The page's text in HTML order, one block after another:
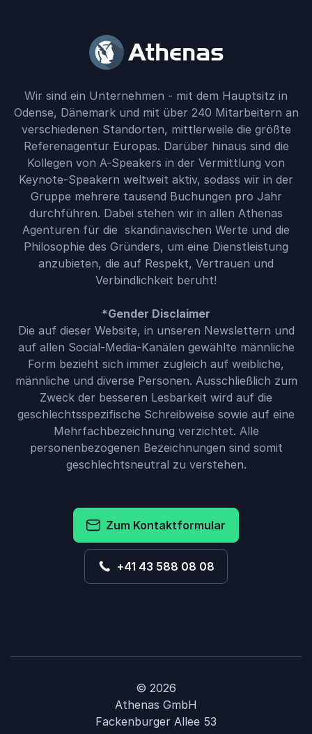
Wir sind ein Unternehmen - mit dem Hauptsitz in
Odense, Dänemark und mit über 240 Mitarbeitern an
verschiedenen Standorten, mittlerweile die größte
Referenagentur Europas. Darüber hinaus sind die
Kollegen von A-Speakers in der Vermittlung von
Keynote-Speakern weltweit aktiv, sodass wir in der
Gruppe mehrere tausend Buchungen pro Jahr
durchführen. Dabei stehen wir in allen Athenas
Agenturen für die skandinavischen Werte und die
Philosophie des Gründers, um eine Dienstleistung
anzubieten, die auf Respekt, Vertrauen und
Verbindlichkeit beruht!
*Gender Disclaimer
Die auf dieser Website, in unseren Newslettern und
auf allen Social-Media-Kanälen gewählte männliche
Form bezieht sich immer zugleich auf weibliche,
männliche und diverse Personen. Ausschließlich zum
Zweck der besseren Lesbarkeit wird auf die
geschlechtsspezifische Schreibweise sowie auf eine
Mehrfachbezeichnung verzichtet. Alle
personenbezogenen Bezeichnungen sind somit
geschlechtsneutral zu verstehen.
Zum Kontaktformular
+41 43 588 08 08
© 2026
Athenas GmbH
Fackenburger Allee 53